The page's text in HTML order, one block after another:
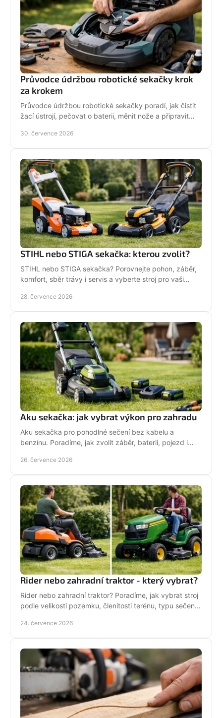
Průvodce údržbou robotické sekačky krok
za krokem
Průvodce údržbou robotické sekačky poradí, jak čistit
žací ústrojí, pečovat o baterii, měnit nože a připravit
30. července 2026
STIHL nebo STIGA sekačka: kterou zvolit?
STIHL nebo STIGA sekačka? Porovnejte pohon, záběr,
komfort, sběr trávy i servis a vyberte stroj pro vaši
28. července 2026
Aku sekačka: jak vybrat výkon pro zahradu
Aku sekačka pro pohodlné sečení bez kabelu a
benzínu. Poradíme, jak zvolit záběr, baterii, pojezd i
26. července 2026
Rider nebo zahradní traktor - který vybrat?
Rider nebo zahradní traktor? Poradíme, jak vybrat stroj
podle velikosti pozemku, členitosti terénu, typu sečení
24. července 2026